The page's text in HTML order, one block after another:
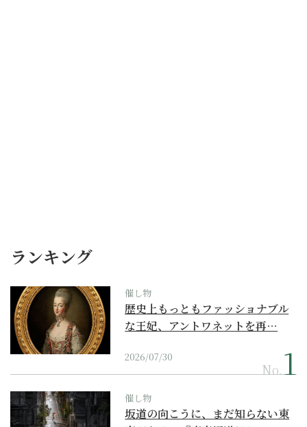
ランキング
催し物
歴史上もっともファッショナブル
な王妃、アントワネットを再…
2026/07/30
No.
催し物
坂道の向こうに、まだ知らない東